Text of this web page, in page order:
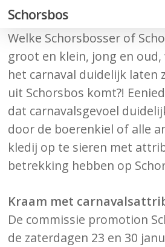
Skip
main
content
Schorsbos
Welke Schorsbosser of
groot en klein, jong en
het carnaval duidelijk laten
uit Schorsbos komt?!
dat carnavalsgevoel
door de boerenkiel of alle
kledij op te sieren met
betrekking hebben op
Kraam met
De commissie promotion
de zaterdagen 23 en 30